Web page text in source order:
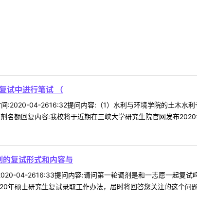
试中进行笔试 （
:2020-04-2616:32提问内容:（1）水利与环境学院的土木水
名额回复内容:我校将于近期在三峡大学研究生院官网发布
复试形式和内容与
04-2616:33提问内容:请问第一轮调剂是和一志愿一起复试
年硕士研究生复试录取工作办法，届时将回答您关注的这个问